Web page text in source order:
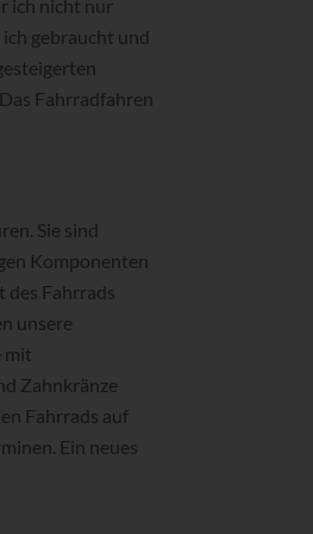
ich nicht nur
gebraucht und
Fahrradfahren
Sie sind
Komponenten
des Fahrrads
unsere
mit
Zahnkränze
Fahrrads auf
Ein neues